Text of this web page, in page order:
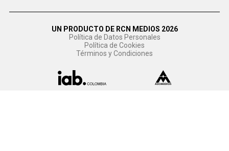
UN PRODUCTO DE RCN MEDIOS 2026
Política de Datos Personales
Política de Cookies
Términos y Condiciones